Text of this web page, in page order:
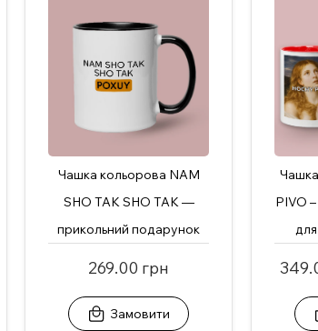
Чашка кольорова NAM
SHO TAK SHO TAK —
прикольний подарунок
269.00 грн
Замовити
PIVO